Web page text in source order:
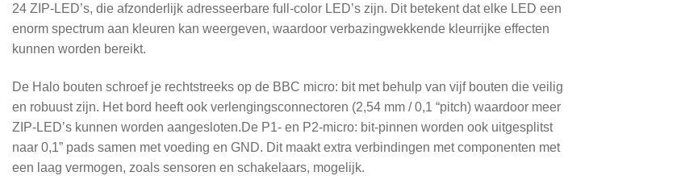
24 ZIP-LED’s, die afzonderlijk adresseerbare full-color LED’s zijn. Dit betekent dat elke LED een
enorm spectrum aan kleuren kan weergeven, waardoor verbazingwekkende kleurrijke effecten
kunnen worden bereikt.
De Halo bouten schroef je rechtstreeks op de BBC micro: bit met behulp van vijf bouten die veilig
en robuust zijn. Het bord heeft ook verlengingsconnectoren (2,54 mm / 0,1 “pitch) waardoor meer
ZIP-LED’s kunnen worden aangesloten.De P1- en P2-micro: bit-pinnen worden ook uitgesplitst
naar 0,1” pads samen met voeding en GND. Dit maakt extra verbindingen met componenten met
een laag vermogen, zoals sensoren en schakelaars, mogelijk.